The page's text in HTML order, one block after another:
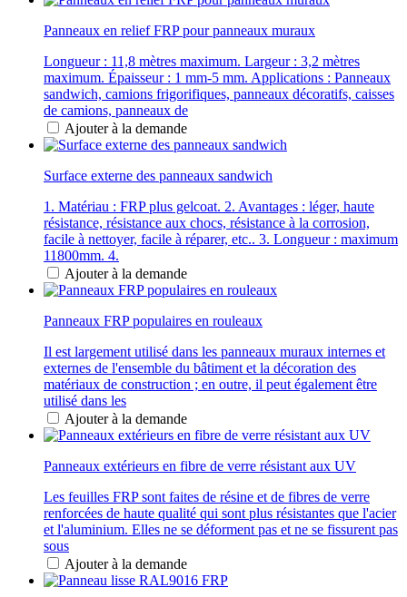
Panneaux en relief FRP pour panneaux muraux
Longueur : 11,8 mètres maximum. Largeur : 3,2 mètres
maximum. Épaisseur : 1 mm-5 mm. Applications : Panneaux
sandwich, camions frigorifiques, panneaux décoratifs, caisses
de camions, panneaux de
Ajouter à la demande
Surface externe des panneaux sandwich
1. Matériau : FRP plus gelcoat. 2. Avantages : léger, haute
résistance, résistance aux chocs, résistance à la corrosion,
facile à nettoyer, facile à réparer, etc.. 3. Longueur : maximum
11800mm. 4.
Ajouter à la demande
Panneaux FRP populaires en rouleaux
Il est largement utilisé dans les panneaux muraux internes et
externes de l'ensemble du bâtiment et la décoration des
matériaux de construction ; en outre, il peut également être
utilisé dans les
Ajouter à la demande
Panneaux extérieurs en fibre de verre résistant aux UV
Les feuilles FRP sont faites de résine et de fibres de verre
renforcées de haute qualité qui sont plus résistantes que l'acier
et l'aluminium. Elles ne se déforment pas et ne se fissurent pas
sous
Ajouter à la demande